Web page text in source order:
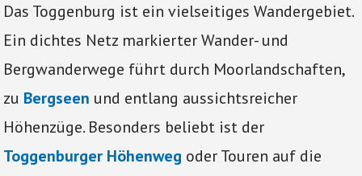
Das Toggenburg ist ein vielseitiges Wandergebiet.
Ein dichtes Netz markierter Wander- und
Bergwanderwege führt durch Moorlandschaften,
zu Bergseen und entlang aussichtsreicher
Höhenzüge. Besonders beliebt ist der
Toggenburger Höhenweg oder Touren auf die